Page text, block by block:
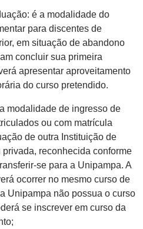
é a modalidade do
para discentes de
em situação de abandono
concluir sua primeira
apresentar aproveitamento
do curso pretendido.
modalidade de ingresso de
ou com matrícula
de outra Instituição de
reconhecida conforme
se para a Unipampa. A
ocorrer no mesmo curso de
Unipampa não possua o curso
se inscrever em curso da